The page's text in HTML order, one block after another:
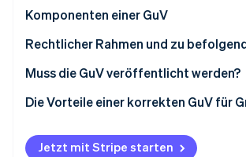
Start-up-Gründung
Climate
CO₂-Entnahme
Identity
Ecosystem
Partner
Komponenten einer GuV
Vertriebskosten, Zinserträge und
Rechtlicher Rahmen und zu
Die Bedeutung des
GuV von GmbHs
Muss die GuV veröffentlicht werden?
Unternehmensgrößenabhängige
Die Vorteile einer korrekten GuV für
Die Rolle der GuV als strategisches
der Unternehmensführung
Jetzt mit Stripe starten